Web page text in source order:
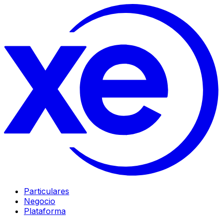
Particulares
Negocio
Plataforma